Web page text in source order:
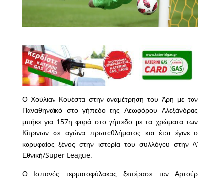
Ο Χούλιαν Κουέστα στην αναμέτρηση του Άρη με τον
Παναθηναϊκό στο γήπεδο της Λεωφόρου Αλεξάνδρας
μπήκε για 157η φορά στο γήπεδο με τα χρώματα των
Κίτρινων σε αγώνα πρωταθλήματος και έτσι έγινε ο
κορυφαίος ξένος στην ιστορία του συλλόγου στην Α’
Εθνική/Super League.
Ο Ισπανός τερματοφύλακας ξεπέρασε τον Αρτούρ